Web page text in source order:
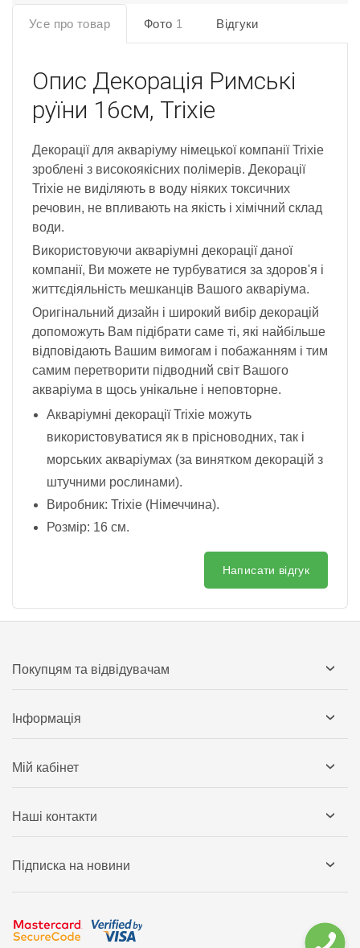
Усе про товар Фото 1 Відгуки
Опис Декорація Римські
руїни 16см, Trixie
Декорації для акваріуму німецької компанії Trixie
зроблені з високоякісних полімерів. Декорації
Trixie не виділяють в воду ніяких токсичних
речовин, не впливають на якість і хімічний склад
води.
Використовуючи акваріумні декорації даної
компанії, Ви можете не турбуватися за здоров'я і
життєдіяльність мешканців Вашого акваріума.
Оригінальний дизайн і широкий вибір декорацій
допоможуть Вам підібрати саме ті, які найбільше
відповідають Вашим вимогам і побажанням і тим
самим перетворити підводний світ Вашого
акваріума в щось унікальне і неповторне.
Акваріумні декорації Trixie можуть
використовуватися як в прісноводних, так і
морських акваріумах (за винятком декорацій з
штучними рослинами).
Виробник: Trixie (Німеччина).
Розмір: 16 см.
Написати відгук
Покупцям та відвідувачам
Інформація
Мій кабінет
Наші контакти
Підписка на новини